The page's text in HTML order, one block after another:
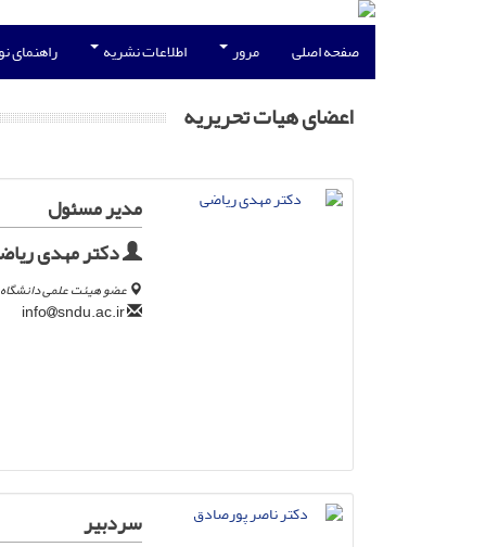
صفحه اصلی مرور اطلاعات نشریه راهنمای
اعضای هیات تحریریه
مدیر مسئول
دکتر مهدی
عضو هیئت علمی دانشگاه
sndu.ac.ir
سردبیر